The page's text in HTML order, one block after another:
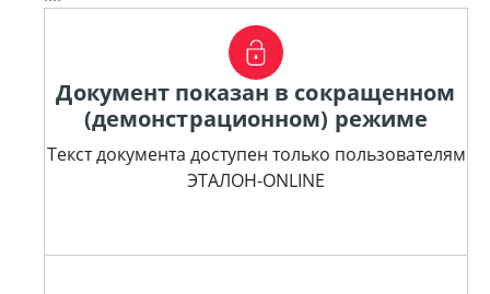
Документ показан в сокращенном
(демонстрационном) режиме
Текст документа доступен только пользователям
ЭТАЛОН-ONLINE